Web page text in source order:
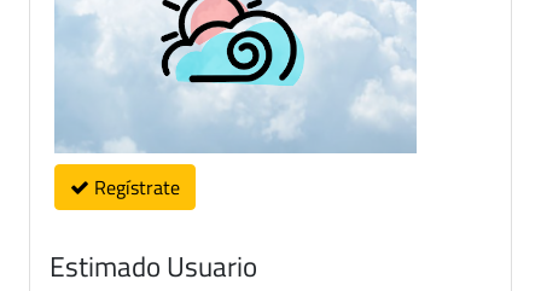
Regístrate
Estimado Usuario